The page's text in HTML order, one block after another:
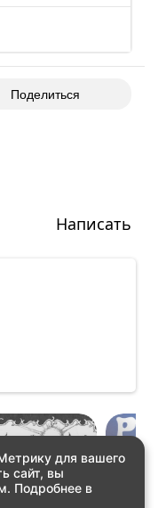
для вашего
сайт, вы
Подробнее в
Поделиться
Написать
FEST